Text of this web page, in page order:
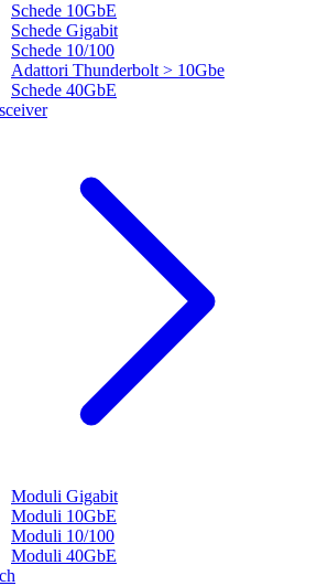
Schede 10GbE
Schede Gigabit
Schede 10/100
Adattori Thunderbolt > 10Gbe
Schede 40GbE
Moduli Gigabit
Moduli 10GbE
Moduli 10/100
Moduli 40GbE